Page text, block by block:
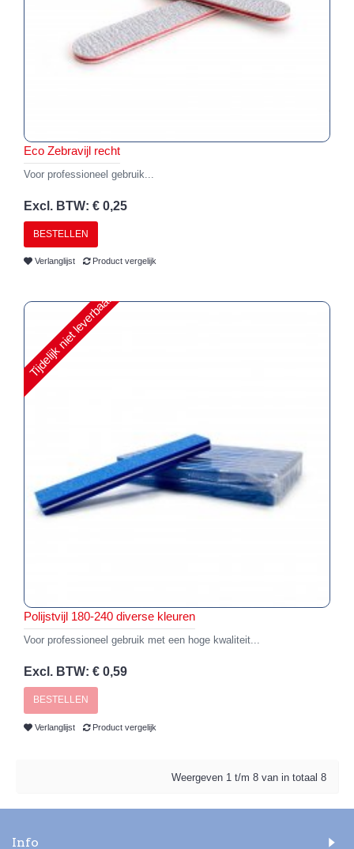
Eco Zebravijl recht
Voor professioneel gebruik...
Excl. BTW: € 0,25
BESTELLEN
Verlanglijst Product vergelijk
Tijdelijk niet leverbaar
Polijstvijl 180-240 diverse kleuren
Voor professioneel gebruik met een hoge kwaliteit...
Excl. BTW: € 0,59
BESTELLEN
Verlanglijst Product vergelijk
Weergeven 1 t/m 8 van in totaal 8
Info